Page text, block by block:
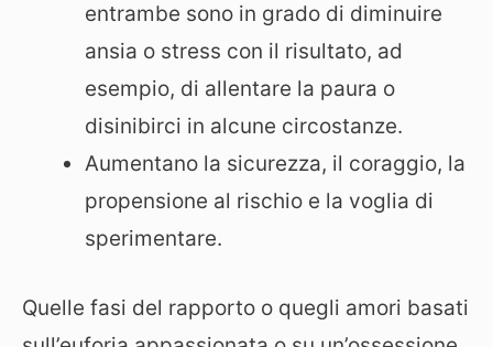
entrambe sono in grado di diminuire
ansia o stress con il risultato, ad
esempio, di allentare la paura o
disinibirci in alcune circostanze.
Aumentano la sicurezza, il coraggio, la
propensione al rischio e la voglia di
sperimentare.
Quelle fasi del rapporto o quegli amori basati